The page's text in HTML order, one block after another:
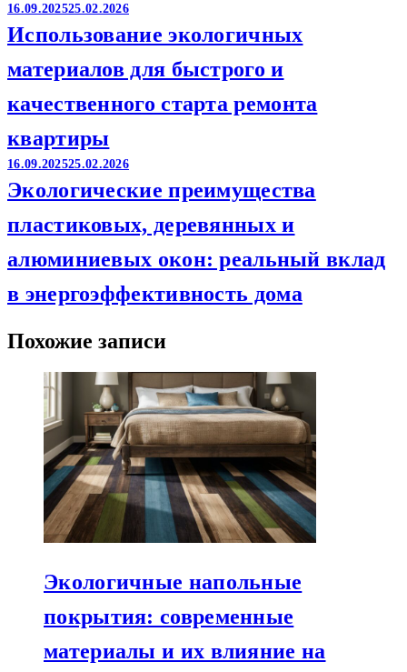
16.09.202525.02.2026
Использование экологичных
материалов для быстрого и
качественного старта ремонта
квартиры
16.09.202525.02.2026
Экологические преимущества
пластиковых, деревянных и
алюминиевых окон: реальный вклад
в энергоэффективность дома
Похожие записи
Экологичные напольные
покрытия: современные
материалы и их влияние на